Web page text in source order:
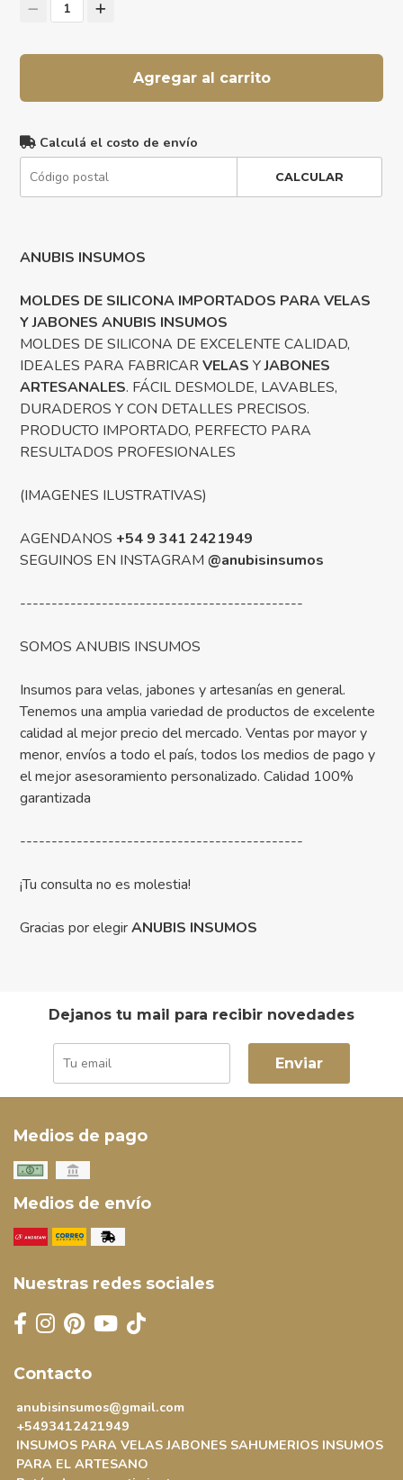
1
Agregar al carrito
Calculá el costo de envío
CALCULAR
ANUBIS INSUMOS
MOLDES DE SILICONA IMPORTADOS PARA VELAS
Y JABONES ANUBIS INSUMOS
MOLDES DE SILICONA DE EXCELENTE CALIDAD,
IDEALES PARA FABRICARVELAS YJABONES
ARTESANALES. FÁCIL DESMOLDE, LAVABLES,
DURADEROS Y CON DETALLES PRECISOS.
PRODUCTO IMPORTADO, PERFECTO PARA
RESULTADOS PROFESIONALES
(IMAGENES ILUSTRATIVAS)
AGENDANOS +54 9 341 2421949
SEGUINOS EN INSTAGRAM@anubisinsumos
---------------------------------------------
SOMOS ANUBIS INSUMOS
Insumos para velas, jabones y artesanías en general.
Tenemos una amplia variedad de productos de excelente
calidad al mejor precio del mercado. Ventas por mayor y
menor, envíos a todo el país, todos los medios de pago y
el mejor asesoramiento personalizado. Calidad 100%
garantizada
---------------------------------------------
¡Tu consulta no es molestia!
Gracias por elegirANUBIS INSUMOS
Dejanos tu mail para recibir novedades
Enviar
Medios de pago
Medios de envío
Nuestras redes sociales
Contacto
anubisinsumos@gmail.com
+5493412421949
INSUMOS PARA VELAS JABONES SAHUMERIOS INSUMOS
PARA EL ARTESANO